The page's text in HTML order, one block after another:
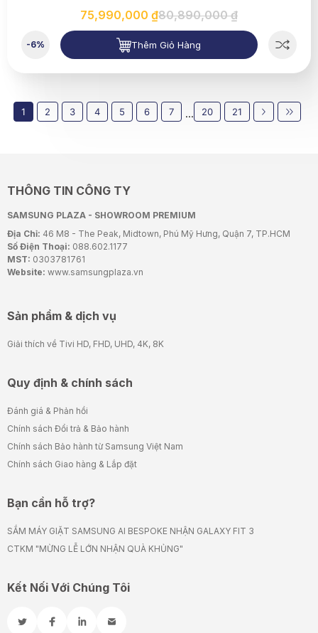
75,990,000 ₫80,890,000 ₫
-6% Thêm Giỏ Hàng
1 2 3 4 5 6 7 ... 20 21
THÔNG TIN CÔNG TY
SAMSUNG PLAZA - SHOWROOM PREMIUM
Địa Chỉ: 46 M8 - The Peak, Midtown, Phú Mỹ Hưng, Quận 7, TP.HCM
Số Điện Thoại: 088.602.1177
MST: 0303781761
Website: www.samsungplaza.vn
Sản phẩm & dịch vụ
Giải thích về Tivi HD, FHD, UHD, 4K, 8K
Quy định & chính sách
Đánh giá & Phản hồi
Chính sách Đổi trả & Bảo hành
Chính sách Bảo hành từ Samsung Việt Nam
Chính sách Giao hàng & Lắp đặt
Bạn cần hỗ trợ?
SẮM MÁY GIẶT SAMSUNG AI BESPOKE NHẬN GALAXY FIT 3
CTKM "MỪNG LỄ LỚN NHẬN QUÀ KHỦNG"
Kết Nối Với Chúng Tôi